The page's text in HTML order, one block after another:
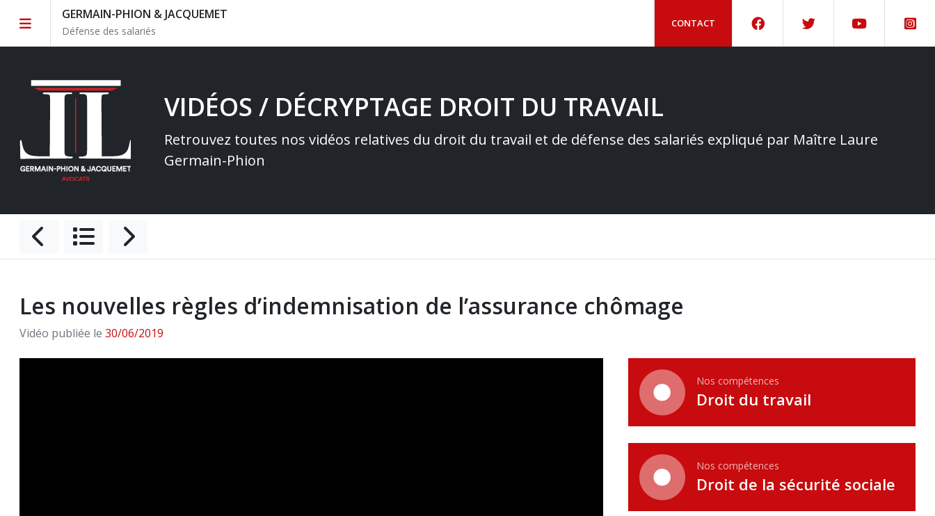
GERMAIN-PHION & JACQUEMET
Défense des salariés
CONTACT
VIDÉOS / DÉCRYPTAGE DROIT DU TRAVAIL
Retrouvez toutes nos vidéos relatives du droit du travail et de défense des salariés expliqué par Maître Laure
Germain-Phion
Les nouvelles règles d’indemnisation de l’assurance chômage
Vidéo publiée le 30/06/2019
Nos compétences
Droit du travail
Nos compétences
Droit de la sécurité sociale